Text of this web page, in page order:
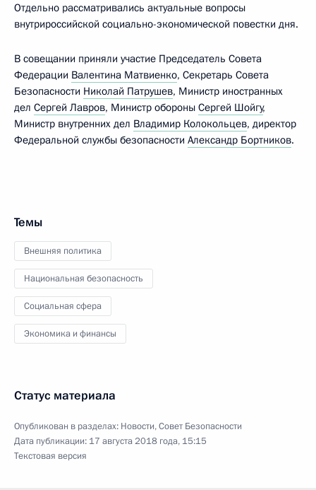
Отдельно рассматривались актуальные вопросы
внутрироссийской социально-экономической повестки дня.
В совещании приняли участие Председатель Совета
Федерации Валентина Матвиенко, Секретарь Совета
Безопасности Николай Патрушев, Министр иностранных
дел Сергей Лавров, Министр обороны Сергей Шойгу,
Министр внутренних дел Владимир Колокольцев, директор
Федеральной службы безопасности Александр Бортников.
Темы
Внешняя политика
Национальная безопасность
Социальная сфера
Экономика и финансы
Статус материала
Опубликован в разделах: Новости,Совет Безопасности
Дата публикации: 17 августа 2018 года, 15:15
Текстовая версия